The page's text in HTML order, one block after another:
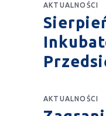
AKTUALNOŚCI
AKTUALNOŚCI